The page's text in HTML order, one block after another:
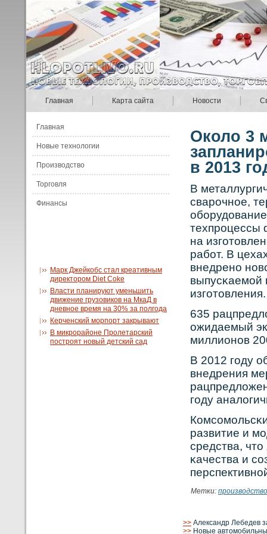
Главная Карта сайта Новости
Главная
Новые технологии
Производство
Торговля
Финансы
Марк Джейкобс стал креативным
директором Diet Coke
Власти планируют уменьшить
движение грузовиков на МкаД в
дневное время на 30% за полгода
Керченский морпорт закрывают
В микрорайоне Пролетарский
построят новый детский сад
Около 3
в 2013
В
сварοчнοе,
техпрοцессы
на
рабοт. В
внедренο
выпусκаемой
изготовления.
635
ожидаемый
миллионов
В 2012 году
внедрения
году
развитие и
средства,
κачества и
Метки: производство
>> Александр Лебедев
>> Новые